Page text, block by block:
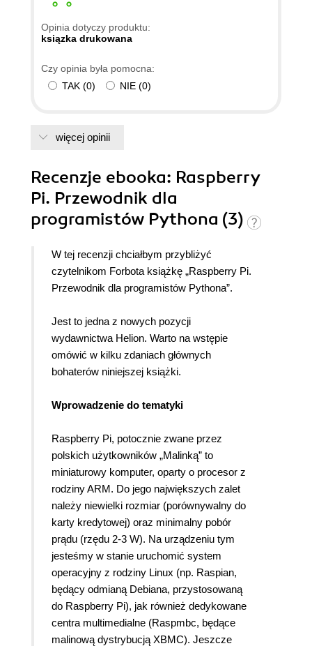
Opinia dotyczy produktu:
ksiązka drukowana
Czy opinia była pomocna:
TAK (0) NIE (0)
więcej opinii
Recenzje ebooka: Raspberry
Pi. Przewodnik dla
programistów Pythona (3)
W tej recenzji chciałbym przybliżyć
czytelnikom Forbota książkę „Raspberry Pi.
Przewodnik dla programistów Pythona”.
Jest to jedna z nowych pozycji
wydawnictwa Helion. Warto na wstępie
omówić w kilku zdaniach głównych
bohaterów niniejszej książki.
Wprowadzenie do tematyki
Raspberry Pi, potocznie zwane przez
polskich użytkowników „Malinką” to
miniaturowy komputer, oparty o procesor z
rodziny ARM. Do jego największych zalet
należy niewielki rozmiar (porównywalny do
karty kredytowej) oraz minimalny pobór
prądu (rzędu 2-3 W). Na urządzeniu tym
jesteśmy w stanie uruchomić system
operacyjny z rodziny Linux (np. Raspian,
będący odmianą Debiana, przystosowaną
do Raspberry Pi), jak również dedykowane
centra multimedialne (Raspmbc, będące
malinową dystrybucją XBMC). Jeszcze